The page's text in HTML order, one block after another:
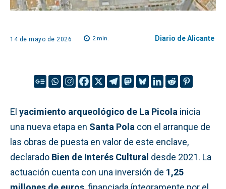
14 de mayo de 2026 2min. Diario de Alicante
El yacimiento arqueológico de La Picola inicia
una nueva etapa en Santa Pola con el arranque de
las obras de puesta en valor de este enclave,
declarado Bien de Interés Cultural desde 2021. La
actuación cuenta con una inversión de 1,25